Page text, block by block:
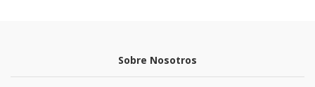
Sobre Nosotros